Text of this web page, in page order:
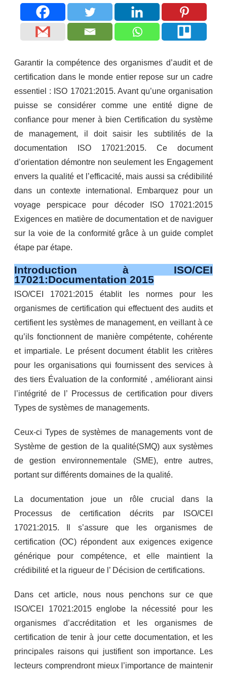
Garantir la compétence des organismes d’audit et de
certification dans le monde entier repose sur un cadre
essentiel : ISO 17021:2015. Avant qu’une organisation
puisse se considérer comme une entité digne de
confiance pour mener à bien Certification du système
de management, il doit saisir les subtilités de la
documentation ISO 17021:2015. Ce document
d’orientation démontre non seulement les Engagement
envers la qualité et l’efficacité, mais aussi sa crédibilité
dans un contexte international. Embarquez pour un
voyage perspicace pour décoder ISO 17021:2015
Exigences en matière de documentation et de naviguer
sur la voie de la conformité grâce à un guide complet
étape par étape.
Introduction à ISO/CEI
17021:Documentation 2015
ISO/CEI 17021:2015 établit les normes pour les
organismes de certification qui effectuent des audits et
certifient les systèmes de management, en veillant à ce
qu’ils fonctionnent de manière compétente, cohérente
et impartiale. Le présent document établit les critères
pour les organisations qui fournissent des services à
des tiers Évaluation de la conformité , améliorant ainsi
l’intégrité de l’ Processus de certification pour divers
Types de systèmes de managements.
Ceux-ci Types de systèmes de managements vont de
Système de gestion de la qualité(SMQ) aux systèmes
de gestion environnementale (SME), entre autres,
portant sur différents domaines de la qualité.
La documentation joue un rôle crucial dans la
Processus de certification décrits par ISO/CEI
17021:2015. Il s’assure que les organismes de
certification (OC) répondent aux exigences exigence
générique pour compétence, et elle maintient la
crédibilité et la rigueur de l’ Décision de certifications.
Dans cet article, nous nous penchons sur ce que
ISO/CEI 17021:2015 englobe la nécessité pour les
organismes d’accréditation et les organismes de
certification de tenir à jour cette documentation, et les
principales raisons qui justifient son importance. Les
lecteurs comprendront mieux l’importance de maintenir